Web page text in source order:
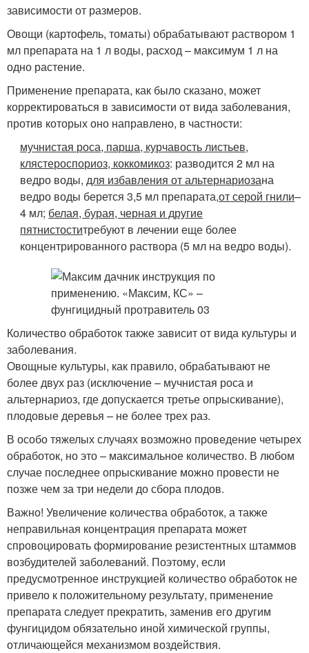
зависимости от размеров.
Овощи (картофель, томаты) обрабатывают раствором 1
мл препарата на 1 л воды, расход – максимум 1 л на
одно растение.
Применение препарата, как было сказано, может
корректироваться в зависимости от вида заболевания,
против которых оно направлено, в частности:
мучнистая роса, парша, курчавость листьев,
клястероспориоз, коккомикоз: разводится 2 мл на
ведро воды,для избавления от альтернариозана
ведро воды берется 3,5 мл препарата,от серой гнили–
4 мл; белая, бурая, черная и другие
пятнистоститребуют в лечении еще более
концентрированного раствора (5 мл на ведро воды).
Количество обработок также зависит от вида культуры и
заболевания.
Овощные культуры, как правило, обрабатывают не
более двух раз (исключение – мучнистая роса и
альтернариоз, где допускается третье опрыскивание),
плодовые деревья – не более трех раз.
В особо тяжелых случаях возможно проведение четырех
обработок, но это – максимальное количество. В любом
случае последнее опрыскивание можно провести не
позже чем за три недели до сбора плодов.
Важно! Увеличение количества обработок, а также
неправильная концентрация препарата может
спровоцировать формирование резистентных штаммов
возбудителей заболеваний. Поэтому, если
предусмотренное инструкцией количество обработок не
привело к положительному результату, применение
препарата следует прекратить, заменив его другим
фунгицидом обязательно иной химической группы,
отличающейся механизмом воздействия.